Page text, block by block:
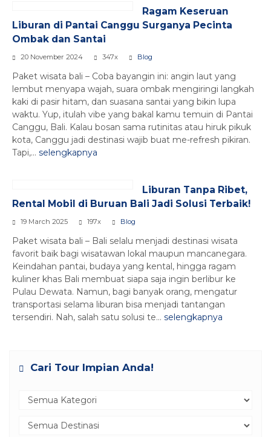
Ragam Keseruan
Liburan di Pantai Canggu Surganya Pecinta
Ombak dan Santai
20 November 2024 347x Blog
Paket wisata bali – Coba bayangin ini: angin laut yang
lembut menyapa wajah, suara ombak mengiringi langkah
kaki di pasir hitam, dan suasana santai yang bikin lupa
waktu. Yup, itulah vibe yang bakal kamu temuin di Pantai
Canggu, Bali. Kalau bosan sama rutinitas atau hiruk pikuk
kota, Canggu jadi destinasi wajib buat me-refresh pikiran.
Tapi,... selengkapnya
Liburan Tanpa Ribet,
Rental Mobil di Buruan Bali Jadi Solusi Terbaik!
19 March 2025 197x Blog
Paket wisata bali – Bali selalu menjadi destinasi wisata
favorit baik bagi wisatawan lokal maupun mancanegara.
Keindahan pantai, budaya yang kental, hingga ragam
kuliner khas Bali membuat siapa saja ingin berlibur ke
Pulau Dewata. Namun, bagi banyak orang, mengatur
transportasi selama liburan bisa menjadi tantangan
tersendiri. Nah, salah satu solusi te... selengkapnya
Cari Tour Impian Anda!